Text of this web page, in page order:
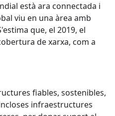
està ara connectada i
viu en una àrea amb
que, el 2019, el
de xarxa, com a
fiables, sostenibles,
infraestructures